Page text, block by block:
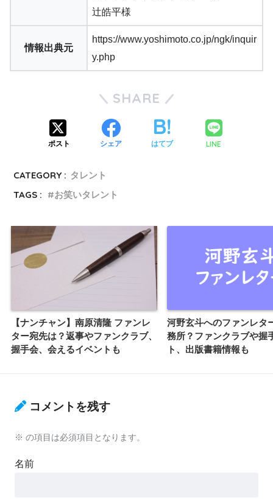
辻皓平様
情報出典元
https://www.yoshimoto.co.jp/ngk/inquir
y.php
SHARE
ポスト シェア はてブ LINE
CATEGORY : タレント
TAGS :
お笑いタレント
【ナンチャン】南原清隆 ファンレ
ター宛先は？返事やファンクラブ、
握手会、会えるイベントも
河野玄斗へのファンレタ
務所？ファンクラブや握
ト、出版書籍情報も
コメントを残す
※ の項目は必須項目となります。
名前